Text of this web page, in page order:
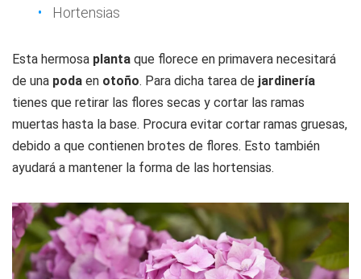
Hortensias
Esta hermosa planta que florece en primavera necesitará
de una poda en otoño. Para dicha tarea de jardinería
tienes que retirar las flores secas y cortar las ramas
muertas hasta la base. Procura evitar cortar ramas gruesas,
debido a que contienen brotes de flores. Esto también
ayudará a mantener la forma de las hortensias.